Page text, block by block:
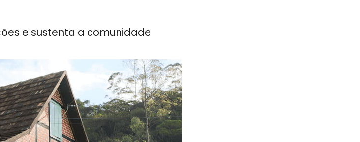
e sustenta a comunidade